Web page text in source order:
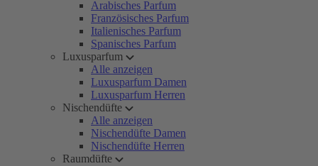
Arabisches Parfum
Französisches Parfum
Italienisches Parfum
Spanisches Parfum
Luxusparfum
Alle anzeigen
Luxusparfum Damen
Luxusparfum Herren
Nischendüfte
Alle anzeigen
Nischendüfte Damen
Nischendüfte Herren
Raumdüfte